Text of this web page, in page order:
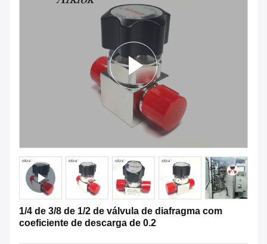
1/4 de 3/8 de 1/2 de válvula de diafragma com
coeficiente de descarga de 0.2